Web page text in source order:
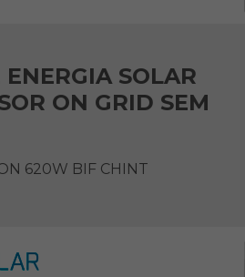
SOLAR
ON GRID SEM
620W BIF CHINT